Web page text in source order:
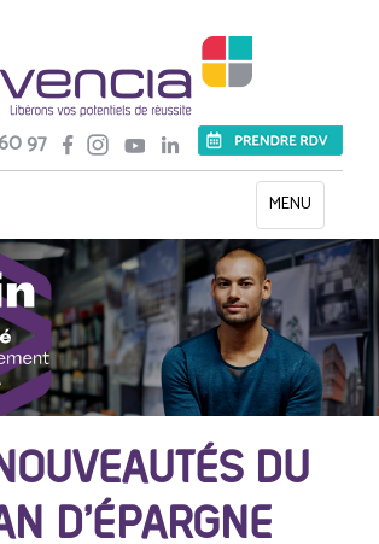
97
Toggle
navigation
MENU
DU
D’ÉPARGNE